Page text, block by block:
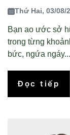
Thứ Hai, 03/08/
Bạn ao ước sở
trong từng
bức, ngứa ngáy...
Đọc tiếp